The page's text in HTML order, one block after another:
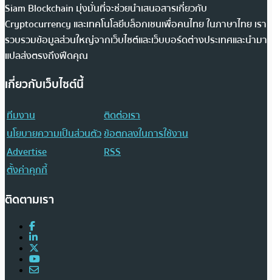
Siam Blockchain มุ่งมั่นที่จะช่วยนำเสนอสารเกี่ยวกับ
Cryptocurrency และเทคโนโลยีบล็อกเชนเพื่อคนไทย ในภาษาไทย เรา
รวบรวมข้อมูลส่วนใหญ่จากเว็บไซต์และเว็บบอร์ดต่างประเทศและนำมา
แปลส่งตรงถึงฟีดคุณ
เกี่ยวกับเว็บไซต์นี้
ทีมงาน
ติดต่อเรา
นโยบายความเป็นส่วนตัวข้อตกลงในการใช้งาน
Advertise
RSS
ตั้งค่าคุกกี้
ติดตามเรา